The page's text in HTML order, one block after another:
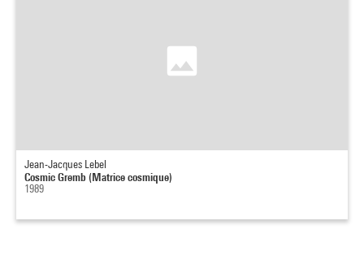
Jean-Jacques Lebel
Cosmic Gremb (Matrice cosmique)
1989